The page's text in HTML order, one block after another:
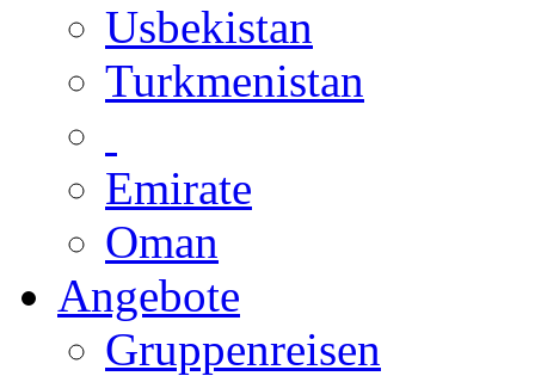
Usbekistan
Turkmenistan
Emirate
Oman
Angebote
Gruppenreisen